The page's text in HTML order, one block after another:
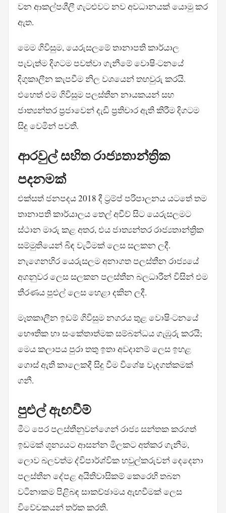
වන ආකල්පශීලී ගැටළුවට නව අවධානයක් යොමු කර
ඇත.
මෙම ගිවිසුම, යෙරුසලමේ තානාපති කාර්යාල
පැවැත්ම දිගටම පවත්වා ගැනීමේ වොෂිංටනයේ
දිගුකාලීන කැපවීම නිල වශයෙන් තහවුරු කරයි.
එහෙත් එම ගිවිසුම පලස්තීන නායකයන් සහ
ජාත්‍යන්තර ප්‍රජාවෙන් දැඩි ප්‍රතිචාර ඇති කිරීම දිගටම
සිදු වෙමින් පවතී.
ආරවුල් සහිත රාජ්‍යතාන්ත්‍රික
පදනමක්
එක්සත් ජනපදය 2018 දී ට්‍රම්ප් පරිපාලනය යටතේ තම
තානාපති කාර්යාලය තෙල් අවීව් සිට යෙරුසලමට
ස්ථාන මාරු කළ අතර, එය ජාත්‍යන්තර රාජ්‍යතාන්ත්‍රික
සම්මුතියෙන් බිඳ වැටීමක් ලෙස සලකන ලදී.
නැගෙනහිර යෙරුසලම අනාගත පලස්තීන රාජ්‍යයේ
අගනුවර ලෙස සලකන පලස්තීන බලධාරීන් විසින් එම
තීරණය පුළුල් ලෙස හෙළා දකින ලදී.
මෑතකාලීන ඉඩම් ගිවිසුම නගරය තුළ වොෂිංටනයේ
භෞතික හා සංකේතාත්මක සම්බන්ධය ගැඹුරු කරයි;
මෙය කලාපය පුරා තතු ඉතා අවදානම් ලෙස ඉහළ
ගොස් ඇති කාලෙකදී සිදු වීම විශේෂ වැදගත්කමක්
ගනී.
පුළුල් ඇඟවීම්
මීට පෙර පලස්තීනුවන්ගෙන් රාජ්‍ය සන්තක කරගත්
ඉඩමක් ශූන්‍යයට ආසන්න මිලකට අත්කර ගැනීම,
ලොව බලවත්ම ද්විපාර්ශ්වික හවුල්කරුවන් දෙදෙනා
පලස්තීන දේපළ අයිතිවාසිකම් කෙරෙහි තබන
වටිනාකම පිළිබඳ සාකච්ඡාමය ඇඟවීමක් ලෙස
විවේචකයන් තර්ක කරති.